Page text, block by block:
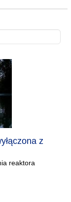
z
reaktora